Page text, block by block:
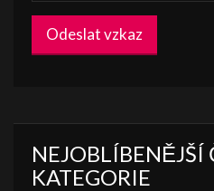
Odeslat vzkaz
NEJOBLÍBENĚJŠÍ
KATEGORIE